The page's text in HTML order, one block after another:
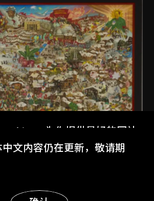
」为你提供最好的网站
文内容仍在更新，敬请期
显示更多